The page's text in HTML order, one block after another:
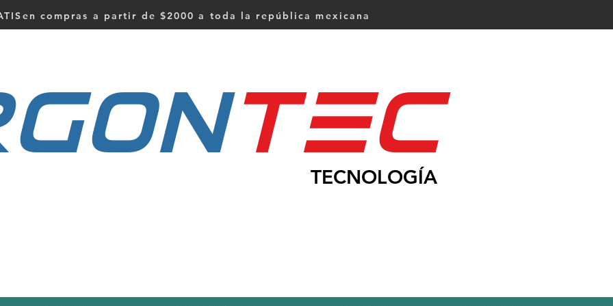
compras a partir de $2000 a toda la república mexicana
tEc
TECNOLOGÍA